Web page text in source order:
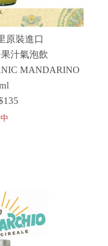
原裝進口
汁氣泡飲
MANDARINO